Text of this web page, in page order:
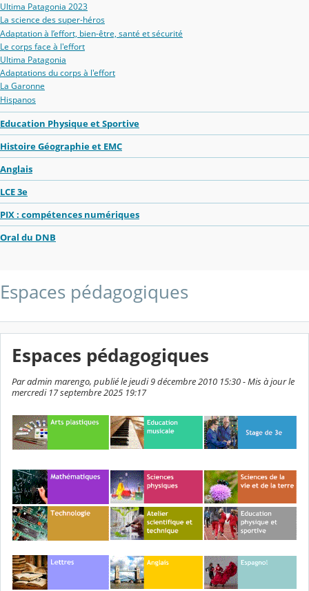
Ultima Patagonia 2023
La science des super-héros
Adaptation à l’effort, bien-être, santé et sécurité
Le corps face à l'effort
Ultima Patagonia
Adaptations du corps à l'effort
La Garonne
Hispanos
Education Physique et Sportive
Histoire Géographie et EMC
Anglais
LCE 3e
PIX : compétences numériques
Oral du DNB
Espaces pédagogiques
Espaces pédagogiques
Par admin marengo, publié le jeudi 9 décembre 2010 15:30 - Mis à jour le
mercredi 17 septembre 2025 19:17